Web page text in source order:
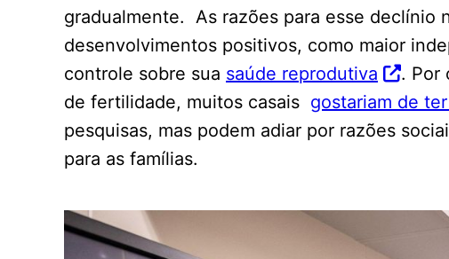
gradualmente. As razões para esse declínio
desenvolvimentos positivos, como maior
controle sobre sua saúde reprodutiva
. Por
de fertilidade, muitos casais gostariam de
pesquisas, mas podem adiar por razões
para as famílias.